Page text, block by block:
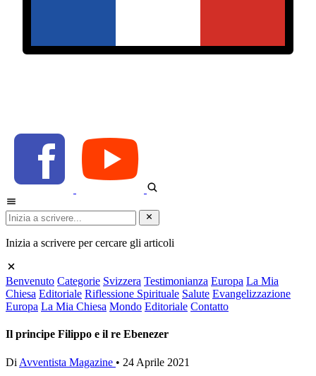
Inizia a scrivere per cercare gli articoli
Benvenuto Categorie Svizzera Testimonianza Europa La Mia
Chiesa Editoriale Riflessione Spirituale Salute Evangelizzazione
Europa La Mia Chiesa Mondo Editoriale Contatto
Il principe Filippo e il re Ebenezer
Di Avventista Magazine • 24 Aprile 2021